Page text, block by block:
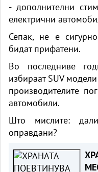
- дополнителни
електрични
Сепак, не е
бидат прифатени.
Во последниве
избираат SUV
производителите
автомобили.
Што мислите:
оправдани?